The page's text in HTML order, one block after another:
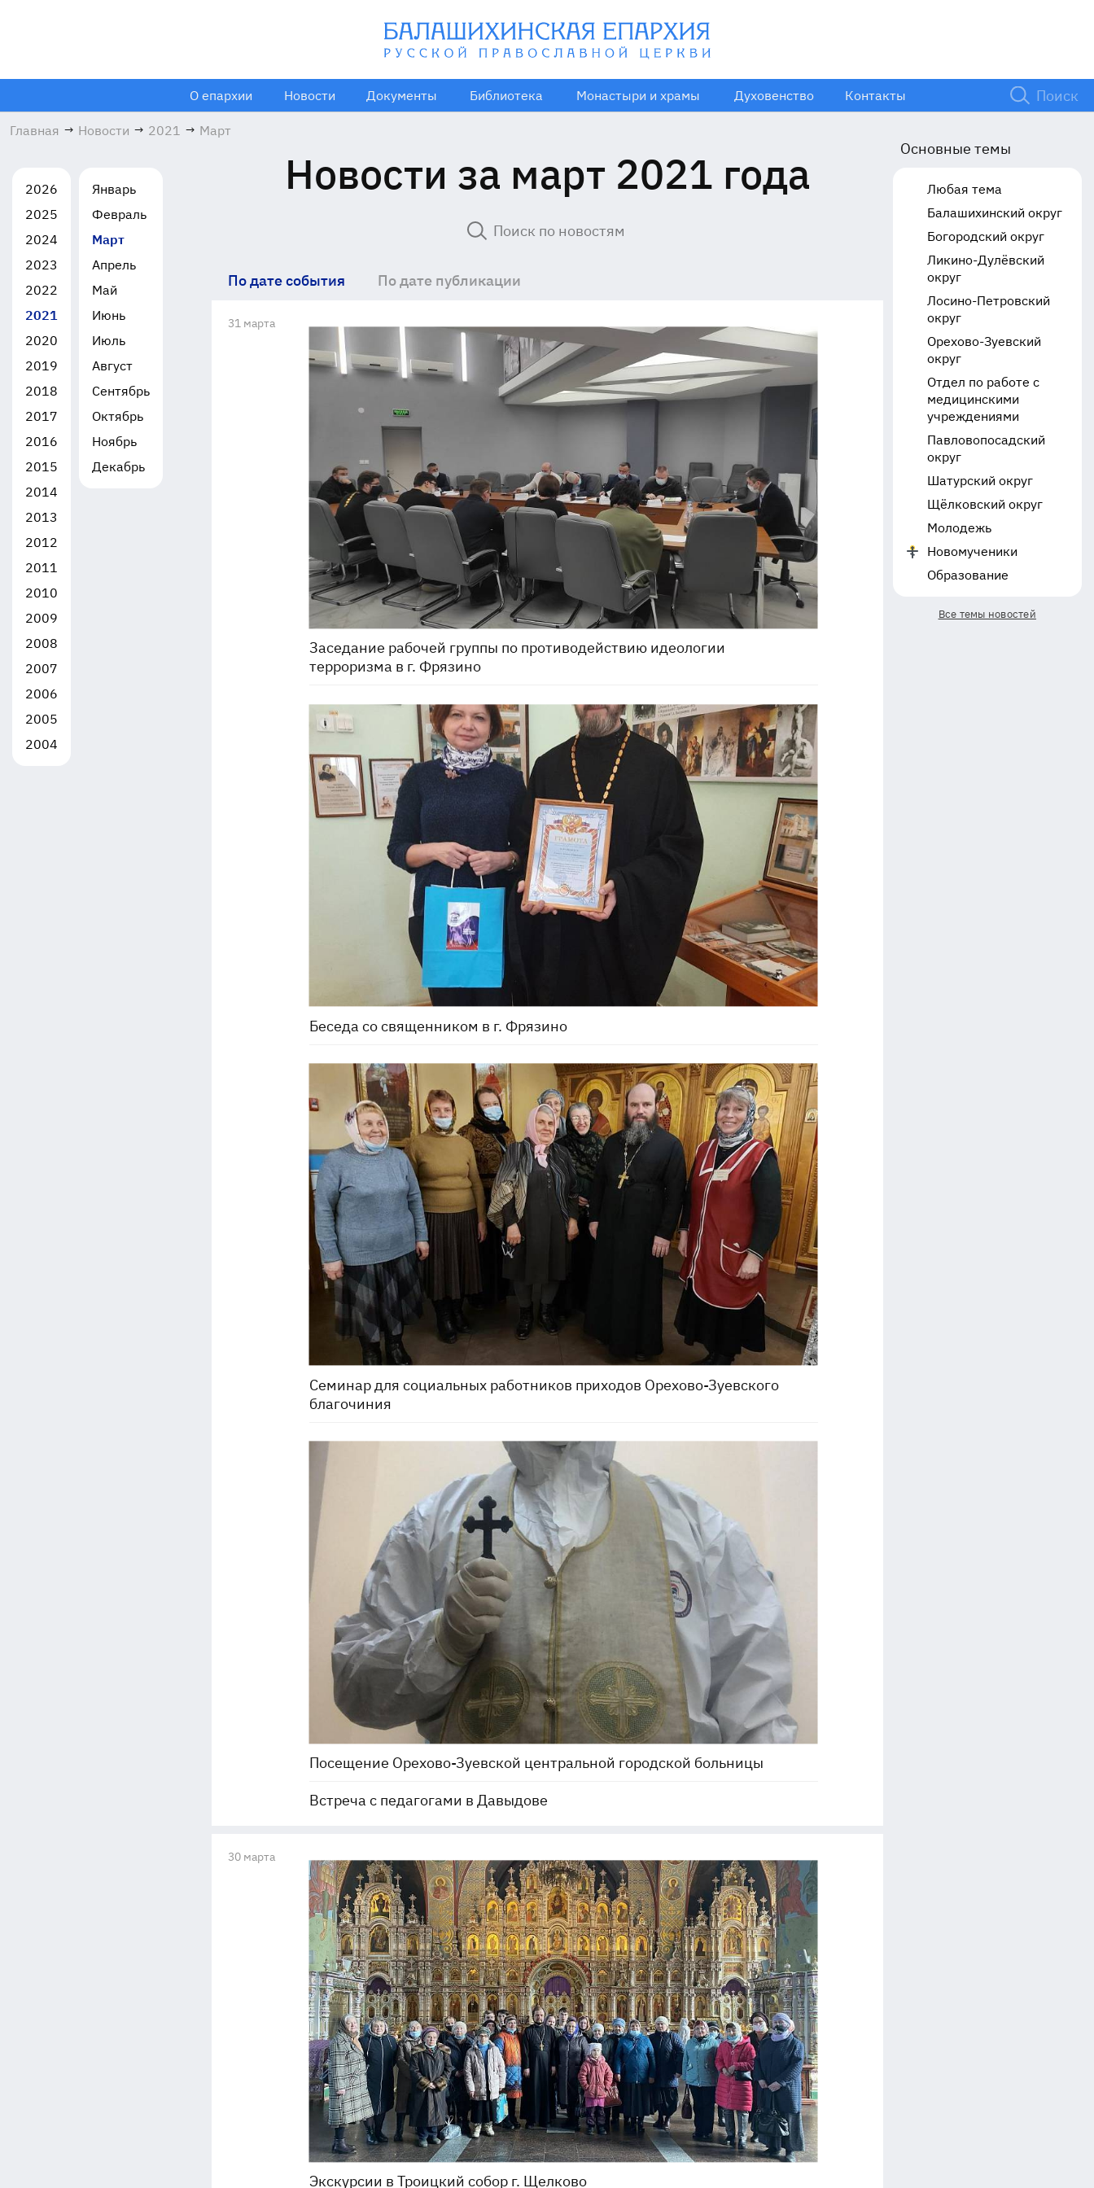
О епархии Новости Документы Библиотека Монастыри и храмы Духовенство Контакты
Главная → Новости → 2021 → Март
2026
2025
2024
2023
2022
2021
2020
2019
2018
2017
2016
2015
2014
2013
2012
2011
2010
2009
2008
2007
2006
2005
2004
Январь
Февраль
Март
Апрель
Май
Июнь
Июль
Август
Сентябрь
Октябрь
Ноябрь
Декабрь
Новости за март 2021 года
По дате события По дате публикации
31 марта
Заседание рабочей группы по противодействию идеологии
терроризма в г. Фрязино
Беседа со священником в г. Фрязино
Семинар для социальных работников приходов Орехово-Зуевского
благочиния
Посещение Орехово-Зуевской центральной городской больницы
Встреча с педагогами в Давыдове
30 марта
Экскурсии в Троицкий собор г. Щелково
Основные темы
Любая тема
Балашихинский округ
Богородский округ
Ликино-Дулёвский
округ
Лосино-Петровский
округ
Орехово-Зуевский
округ
Отдел по работе с
медицинскими
учреждениями
Павловопосадский
округ
Шатурский округ
Щёлковский округ
Молодежь
Новомученики
Образование
Все темы новостей